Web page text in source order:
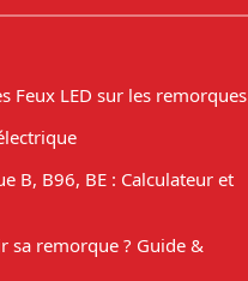
Feux LED sur les remorques
B, B96, BE : Calculateur et
sa remorque ? Guide &